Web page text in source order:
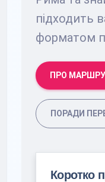
підходить
форматом
ПРО
ПОРАДИ
Коротко